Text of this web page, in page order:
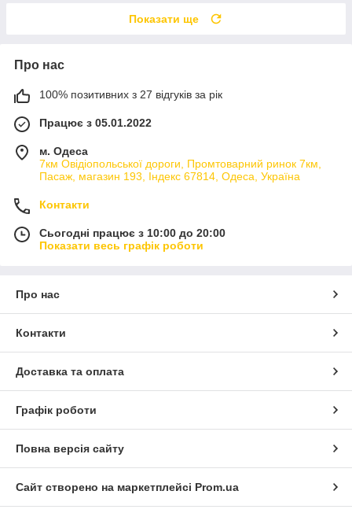
Показати ще
Про нас
100% позитивних з 27 відгуків за рік
Працює з 05.01.2022
м. Одеса
7км Овідіопольської дороги, Промтоварний ринок 7км,
Пасаж, магазин 193, Індекс 67814, Одеса, Україна
Контакти
Сьогодні працює з 10:00 до 20:00
Показати весь графік роботи
Про нас
Контакти
Доставка та оплата
Графік роботи
Повна версія сайту
Сайт створено на маркетплейсі Prom.ua